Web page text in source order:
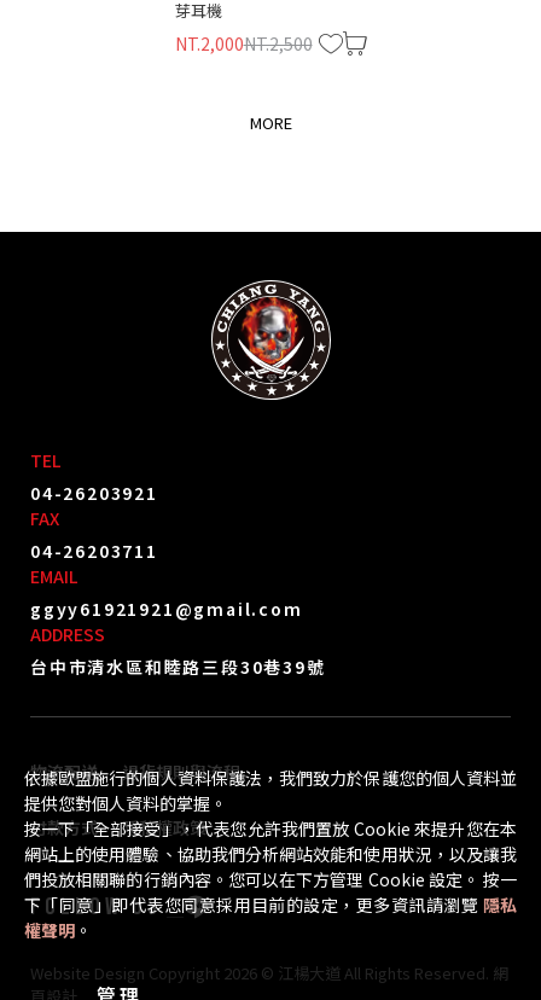
芽耳機
NT.2,000NT.2,500
NT.3,500
MORE
TEL
04-26203921
FAX
04-26203711
EMAIL
ggyy61921921@gmail.com
ADDRESS
台中市清水區和睦路三段30巷39號
物流配送 退貨規則與流程
付款方式 隱私權政策
Website Design Copyright 2026 © 江楊大道 All Rights Reserved. 網
頁設計 by覺醒設計
FOLLOW US
依據歐盟施行的個人資料保護法，我們致力於保護您的個人資料並
提供您對個人資料的掌握。
按一下「全部接受」，代表您允許我們置放 Cookie 來提升您在本
網站上的使用體驗、協助我們分析網站效能和使用狀況，以及讓我
們投放相關聯的行銷內容。您可以在下方管理 Cookie 設定。 按一
下「同意」即代表您同意採用目前的設定，更多資訊請瀏覽 隱私
權聲明 。